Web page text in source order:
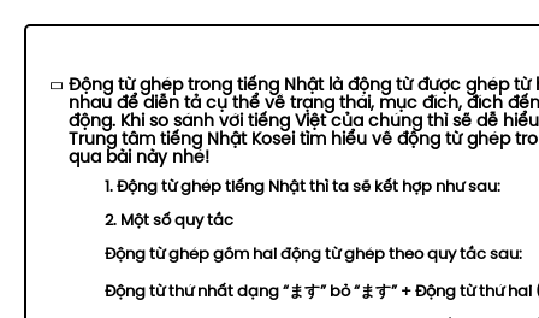
Động từ ghép trong tiếng Nhật là động từ được ghép từ
nhau để diễn tả cụ thể về trạng thái, mục đích, đích
động. Khi so sánh với tiếng Việt của chúng thì sẽ dễ
Trung tâm tiếng Nhật Kosei tìm hiểu về động từ ghép
qua bài này nhé!
1. Động từ ghép tiếng Nhật thì ta sẽ kết hợp như sau:
2. Một số quy tắc
Động từ ghép gồm hai động từ ghép theo quy tắc sau:
Động từ thứ nhất dạng “ます” bỏ “ます” + Động từ thứ hai